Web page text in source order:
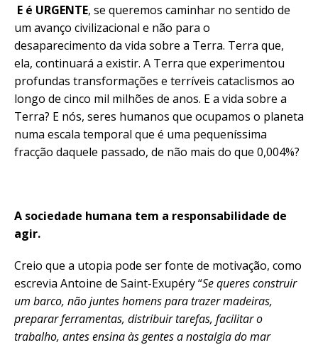
E é URGENTE, se queremos caminhar no sentido de
um avanço civilizacional e não para o
desaparecimento da vida sobre a Terra. Terra que,
ela, continuará a existir. A Terra que experimentou
profundas transformações e terríveis cataclismos ao
longo de cinco mil milhões de anos. E a vida sobre a
Terra? E nós, seres humanos que ocupamos o planeta
numa escala temporal que é uma pequeníssima
fracção daquele passado, de não mais do que 0,004%?
A sociedade humana tem a responsabilidade de
agir.
Creio que a utopia pode ser fonte de motivação, como
escrevia Antoine de Saint-Exupéry “Se queres construir
um barco, não juntes homens para trazer madeiras,
preparar ferramentas, distribuir tarefas, facilitar o
trabalho, antes ensina às gentes a nostalgia do mar